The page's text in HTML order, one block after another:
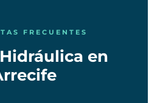
FRECUENTES
en